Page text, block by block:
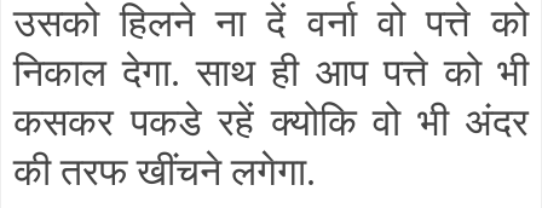
उसको हिलने ना दें वर्ना वो पत्ते को
निकाल देगा. साथ ही आप पत्ते को भी
कसकर पकडे रहें क्योकि वो भी अंदर
की तरफ खींचने लगेगा.